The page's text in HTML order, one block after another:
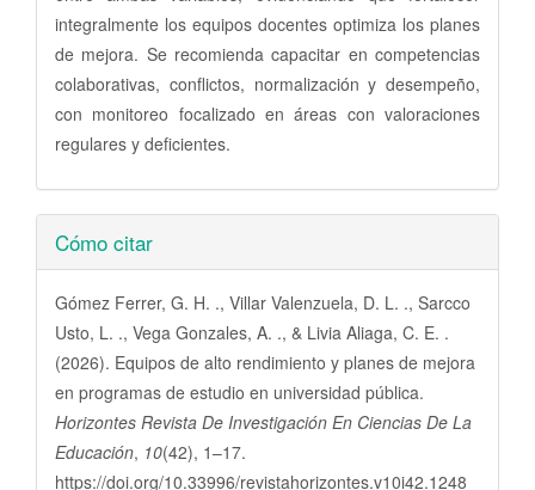
integralmente los equipos docentes optimiza los planes
de mejora. Se recomienda capacitar en competencias
colaborativas, conflictos, normalización y desempeño,
con monitoreo focalizado en áreas con valoraciones
regulares y deficientes.
Detalles
del
artículo
Cómo citar
Gómez Ferrer, G. H. ., Villar Valenzuela, D. L. ., Sarcco
Usto, L. ., Vega Gonzales, A. ., & Livia Aliaga, C. E. .
(2026). Equipos de alto rendimiento y planes de mejora
en programas de estudio en universidad pública.
Horizontes Revista De Investigación En Ciencias De La
Educación, 10(42), 1–17.
https://doi.org/10.33996/revistahorizontes.v10i42.1248